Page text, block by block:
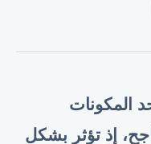
المكونات
إذ تؤثر بشكل